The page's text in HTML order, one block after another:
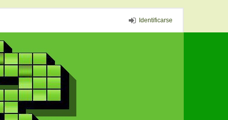
Identificarse